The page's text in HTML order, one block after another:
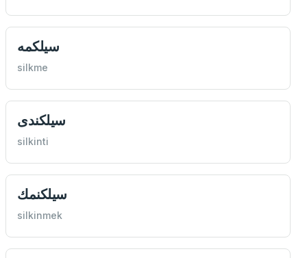
سيلكمه
silkme
سيلكندی
silkinti
سيلكنمك
silkinmek